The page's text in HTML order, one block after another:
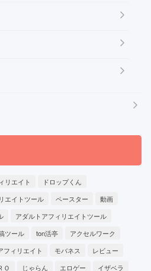
リエイト
ドロップくん
エイトツール ペースター
動画
アダルトアフィリエイトツール
ツール ton活亭
アクセルワーク
フィリエイト モバネス
レビュー
Ｏ じゃらん エロゲー
イザベラ